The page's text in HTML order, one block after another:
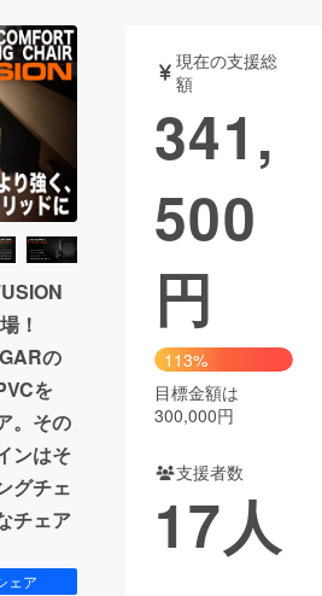
音楽
ガジェット ゲーム・サ
域活性化
Good
CAMPFIRE Creation
と納税machi-ya コミュニティ
！
の
を
。その
ンはそ
グチェ
チェア
ェア
現在の支援総
額
341,
500
円
113%
目標金額は
300,000円
支援者数
17人